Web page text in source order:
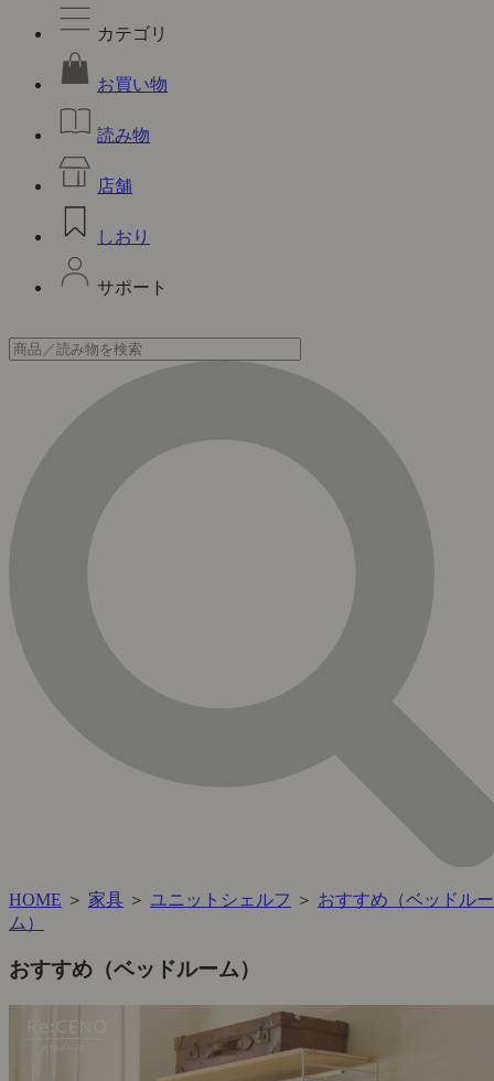
カテゴリ
お買い物
読み物
店舗
しおり
サポート
HOME ＞ 家具 ＞ ユニットシェルフ ＞ おすすめ（ベッドルー
ム）
おすすめ（ベッドルーム）